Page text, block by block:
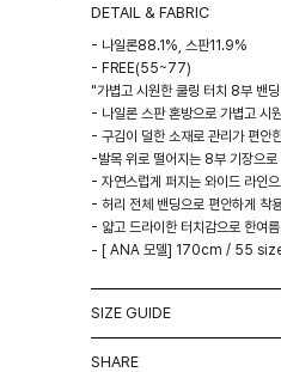
DETAIL & FABRIC
- 나일론88.1%, 스판11.9%
- FREE(55~77)
"가볍고 시원한 쿨링 터치 8부 밴
- 나일론 스판 혼방으로 가볍고 시
- 구김이 덜한 소재로 관리가 편안
-발목 위로 떨어지는 8부 기장으로
- 자연스럽게 퍼지는 와이드 라인
- 허리 전체 밴딩으로 편안하게 착
- 얇고 드라이한 터치감으로 한여
- [ ANA 모델] 170cm / 55
SIZE GUIDE
SHARE